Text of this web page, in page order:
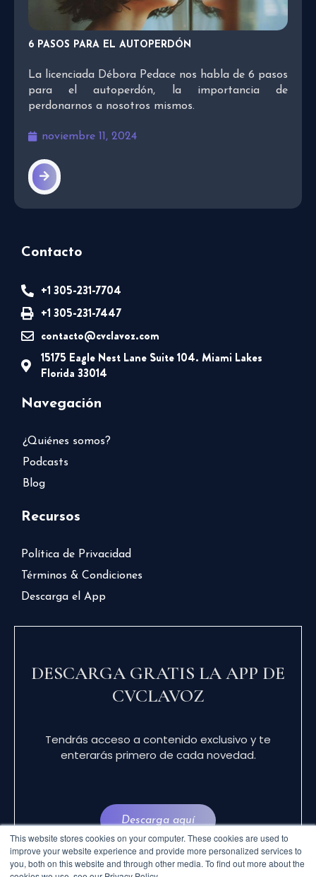
This website stores cookies on your computer. These cookies are used to
improve your website experience and provide more personalized services to
you, both on this website and through other media. To find out more about the
6 PASOS PARA EL AUTOPERDÓN
La licenciada Débora Pedace nos habla de 6 pasos
para el autoperdón, la importancia de
perdonarnos a nosotros mismos.
noviembre 11, 2024
Contacto
+1 305-231-7704
+1 305-231-7447
contacto@cvclavoz.com
15175 Eagle Nest Lane Suite 104. Miami Lakes
Florida 33014
Navegación
¿Quiénes somos?
Podcasts
Blog
Recursos
Política de Privacidad
Términos & Condiciones
Descarga el App
DESCARGA GRATIS LA APP DE
CVCLAVOZ
Tendrás acceso a contenido exclusivo y te
enterarás primero de cada novedad.
Descarga aquí